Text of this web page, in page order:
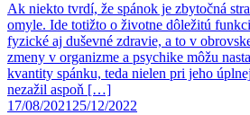
Ak niekto tvrdí, že spánok je zbytočná
omyle. Ide totižto o životne dôležitú
fyzické aj duševné zdravie, a to v
zmeny v organizme a psychike môžu
kvantity spánku, teda nielen pri jeho
nezažil aspoň […]
17/08/2021 25/12/2022